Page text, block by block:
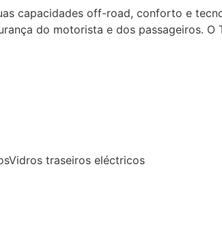
capacidades off-road, conforto e
do motorista e dos passageiros.
traseiros eléctricos